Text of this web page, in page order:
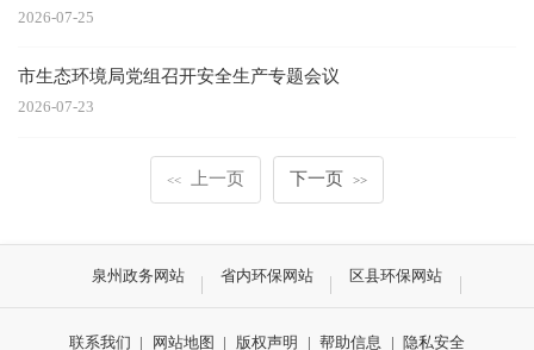
2026-07-25
市生态环境局党组召开安全生产专题会议
2026-07-23
<< 上一页 下一页 >>
泉州政务网站 省内环保网站 区县环保网站
联系我们 | 网站地图 | 版权声明 | 帮助信息 | 隐私安全